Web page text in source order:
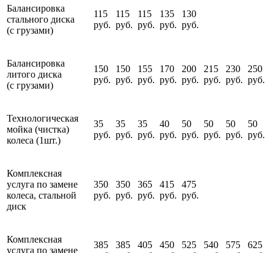
Балансировка
стального диска
(с грузами)
115
руб.
115
руб.
115
руб.
135
руб.
130
руб.
Балансировка
литого диска
(с грузами)
150
руб.
150
руб.
155
руб.
170
руб.
200
руб.
215
руб.
230
руб.
250
руб.
Технологическая
мойка (чистка)
колеса (1шт.)
35
руб.
35
руб.
35
руб.
40
руб.
50
руб.
50
руб.
50
руб.
50
руб.
Комплексная
услуга по замене
колеса, стальной
диск
350
руб.
350
руб.
365
руб.
415
руб.
475
руб.
Комплексная
услуга по замене
385
385
405
450
525
540
575
625